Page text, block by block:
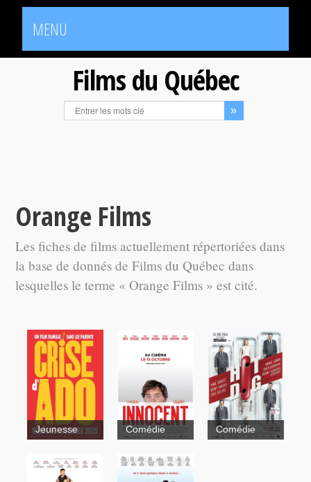
MENU
Films du Québec
Orange Films
Les fiches de films actuellement répertoriées dans
la base de donnés de Films du Québec dans
lesquelles le terme « Orange Films » est cité.
Jeunesse Comédie Comédie